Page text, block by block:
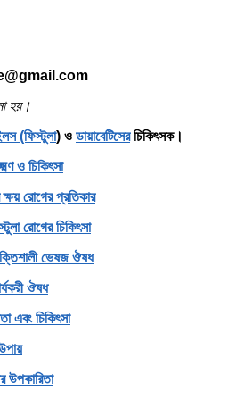
হয়।
(ফিস্টুলা) ও ডায়াবেটিসেরচিকিৎসক।
ও চিকিৎসা
রোগের প্রতিকার
রোগের চিকিৎসা
ভেষজ ঔষধ
ঔষধ
এবং চিকিৎসা
উপকারিতা